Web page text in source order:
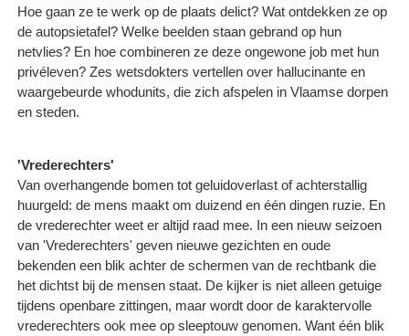
Hoe gaan ze te werk op de plaats delict? Wat ontdekken ze op
de autopsietafel? Welke beelden staan gebrand op hun
netvlies? En hoe combineren ze deze ongewone job met hun
privéleven? Zes wetsdokters vertellen over hallucinante en
waargebeurde whodunits, die zich afspelen in Vlaamse dorpen
en steden.
'Vrederechters'
Van overhangende bomen tot geluidoverlast of achterstallig
huurgeld: de mens maakt om duizend en één dingen ruzie. En
de vrederechter weet er altijd raad mee. In een nieuw seizoen
van 'Vrederechters' geven nieuwe gezichten en oude
bekenden een blik achter de schermen van de rechtbank die
het dichtst bij de mensen staat. De kijker is niet alleen getuige
tijdens openbare zittingen, maar wordt door de karaktervolle
vrederechters ook mee op sleeptouw genomen. Want één blik